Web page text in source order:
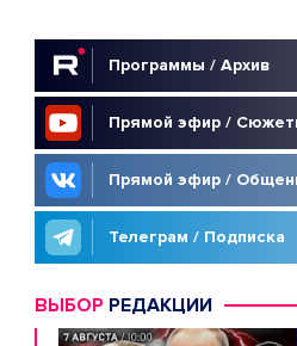
Программы / Архив
Прямой эфир /
Прямой эфир /
Телеграм / Подписка
ВЫБОР РЕДАКЦИИ